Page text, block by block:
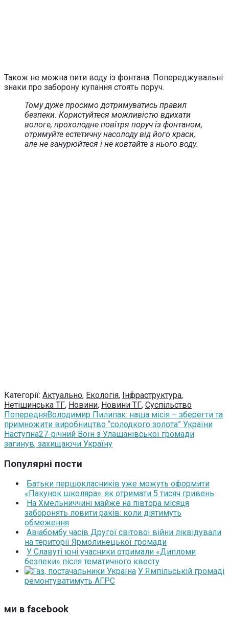
Також не можна пити воду із фонтана. Попереджувальні
знаки про заборону купання стоять поруч.
Тому дуже просимо дотримуватись правил
безпеки. Користуйтеся можливістю вдихати
вологе, прохолодне повітря поруч із фонтаном,
отримуйте естетичну насолоду від його краси,
але не занурюйтеся і не ковтайте з нього воду.
Категорії: Актуально, Екологія, Інфраструктура,
Нетішинська ТГ, Новини, Новини ТГ, Суспільство
ПопередняВолодимир Пилипак: наша місія – зберегти та
примножити виробництво “солодкого золота” України
Наступна27-річний Воїн з Улашанівської громади
загинув, захищаючи Україну
Популярні пости
Батьки першокласників уже можуть оформити
«Пакунок школяра»: як отримати 5 тисяч гривень
На Хмельниччині майже на півтора місяця
заборонять ловити раків: коли діятимуть
обмеження
Авіабомбу часів Другої світової війни ліквідували
на території Ярмолинецької громади
У Славуті юні учасники отримали «Дипломи
безпеки» після тематичного квесту
У Ямпільській громаді
ремонтуватимуть АГРС
ми в facebook